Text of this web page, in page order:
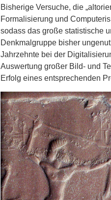
Bisherige Versuche, die
Formalisierung und
sodass das große statistische
Denkmalgruppe bisher
Jahrzehnte bei der
Auswertung großer Bild- und
Erfolg eines entsprechenden